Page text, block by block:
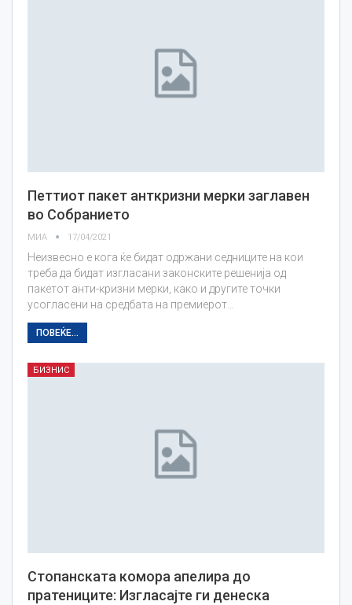
Петтиот пакет анткризни мерки заглавен
во Собранието
МИА 17/04/2021
Неизвесно е кога ќе бидат одржани седниците на кои
треба да бидат изгласани законските решенија од
пакетот анти-кризни мерки, како и другите точки
усогласени на средбата на премиерот…
ПОВЕЌЕ...
БИЗНИС
Стопанската комора апелира до
пратениците: Изгласајте ги денеска